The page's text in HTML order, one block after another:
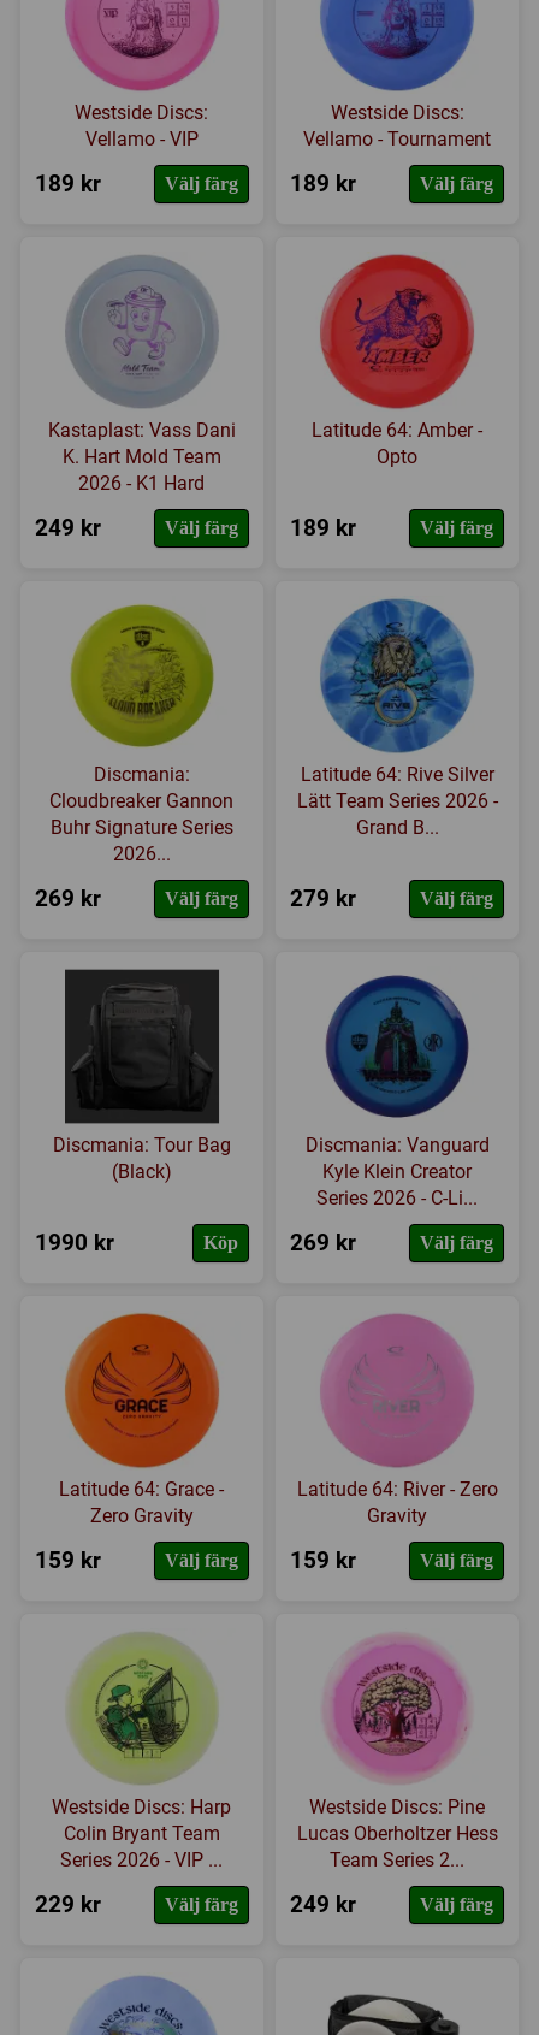
Westside Discs:
Vellamo - VIP
189 kr Välj färg
Westside Discs:
Vellamo - Tournament
189 kr Välj färg
Kastaplast: Vass Dani
K. Hart Mold Team
2026 - K1 Hard
249 kr Välj färg
Latitude 64: Amber -
Opto
189 kr Välj färg
Discmania:
Cloudbreaker Gannon
Buhr Signature Series
2026...
269 kr Välj färg
Latitude 64: Rive Silver
Lätt Team Series 2026 -
Grand B...
279 kr Välj färg
Discmania: Tour Bag
(Black)
1990 kr Köp
Discmania: Vanguard
Kyle Klein Creator
Series 2026 - C-Li...
269 kr Välj färg
Latitude 64: Grace -
Zero Gravity
159 kr Välj färg
Latitude 64: River - Zero
Gravity
159 kr Välj färg
Westside Discs: Harp
Colin Bryant Team
Series 2026 - VIP ...
229 kr Välj färg
Westside Discs: Pine
Lucas Oberholtzer Hess
Team Series 2...
249 kr Välj färg